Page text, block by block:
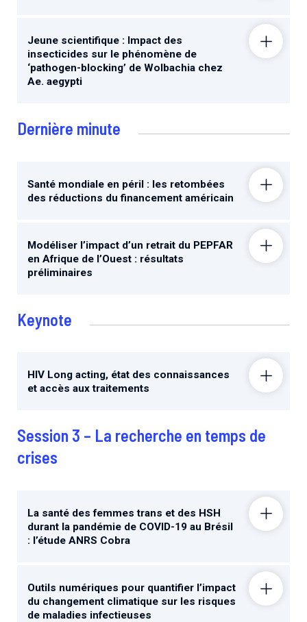
Jeune scientifique : Impact des
insecticides sur le phénomène de
‘pathogen-blocking’ de Wolbachia chez
Ae. aegypti
Dernière minute
Santé mondiale en péril : les retombées
des réductions du financement américain
Modéliser l’impact d’un retrait du PEPFAR
en Afrique de l’Ouest : résultats
préliminaires
Keynote
HIV Long acting, état des connaissances
et accès aux traitements
Session 3 – La recherche en temps de
crises
La santé des femmes trans et des HSH
durant la pandémie de COVID-19 au Brésil
: l’étude ANRS Cobra
Outils numériques pour quantifier l’impact
du changement climatique sur les risques
de maladies infectieuses